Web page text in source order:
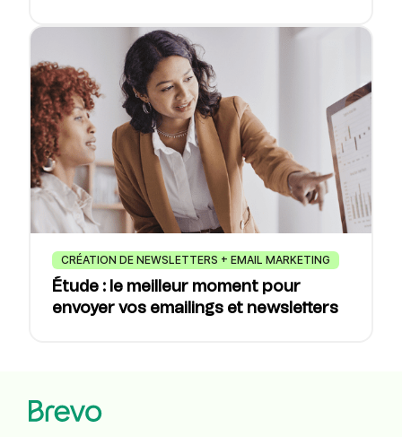
CRÉATION DE NEWSLETTERS + EMAIL MARKETING
Étude : le meilleur moment pour
envoyer vos emailings et newsletters